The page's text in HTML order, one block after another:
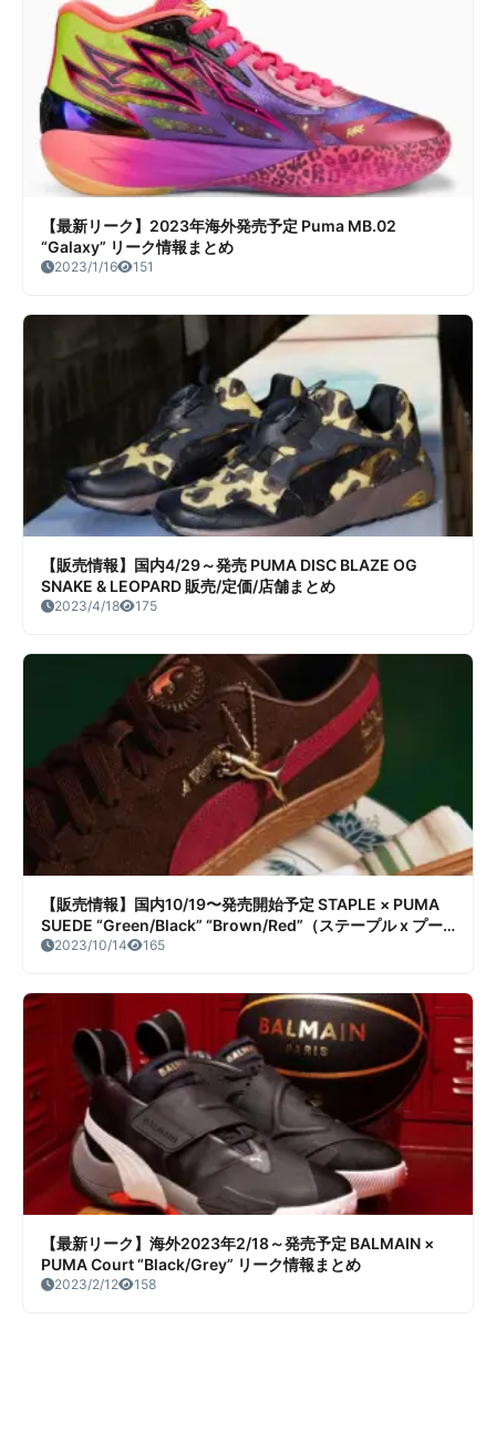
【最新リーク】2023年海外発売予定 Puma MB.02
“Galaxy” リーク情報まとめ
2023/1/16 151
【販売情報】国内4/29～発売 PUMA DISC BLAZE OG
SNAKE & LEOPARD 販売/定価/店舗まとめ
2023/4/18 175
【販売情報】国内10/19〜発売開始予定 STAPLE × PUMA
SUEDE “Green/Black” “Brown/Red”（ステープル x プー
マ スエード） 販売/定価/店舗まとめ
2023/10/14 165
【最新リーク】海外2023年2/18～発売予定 BALMAIN ×
PUMA Court “Black/Grey” リーク情報まとめ
2023/2/12 158